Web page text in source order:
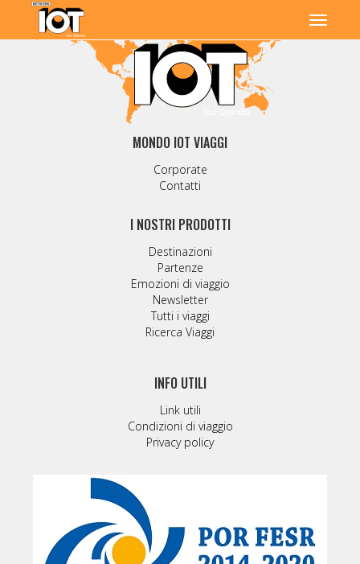
MONDO IOT VIAGGI
Corporate
Contatti
I NOSTRI PRODOTTI
Destinazioni
Partenze
Emozioni di viaggio
Newsletter
Tutti i viaggi
Ricerca Viaggi
INFO UTILI
Link utili
Condizioni di viaggio
Privacy policy